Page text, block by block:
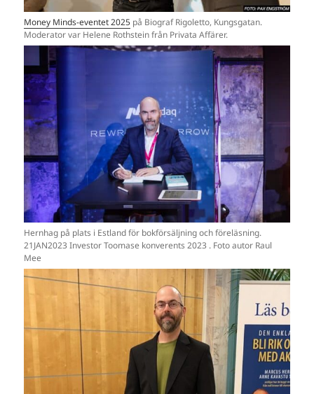
Money Minds-eventet 2025 på Biograf Rigoletto, Kungsgatan.
Moderator var Helene Rothstein från Privata Affärer.
Hernhag på plats i Estland för bokförsäljning och föreläsning.
21JAN2023 Investor Toomase konverents 2023 . Foto autor Raul
Mee